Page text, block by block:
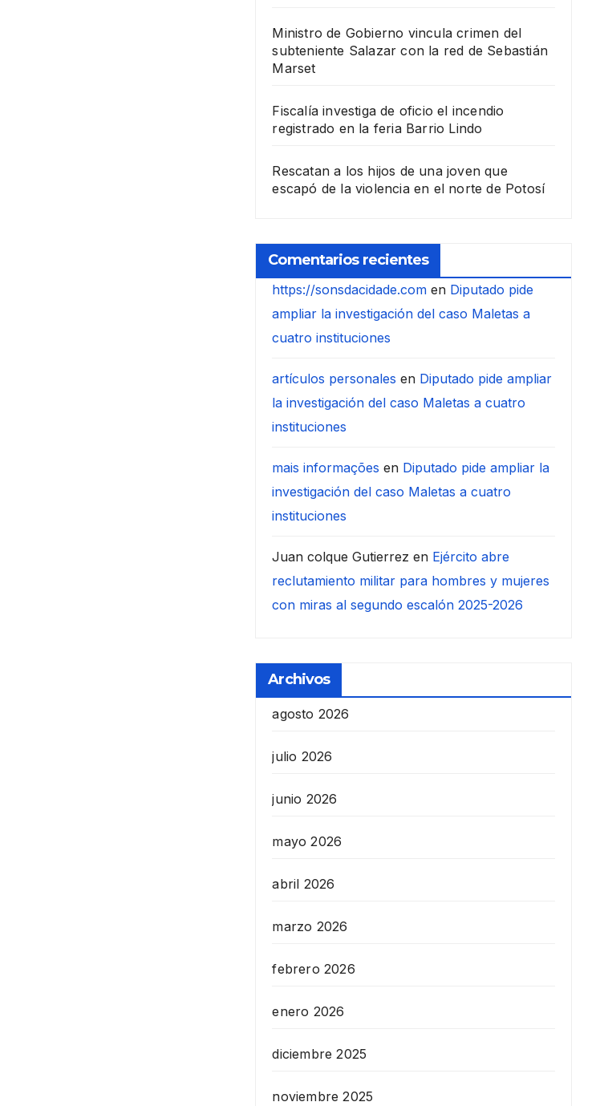
Ministro de Gobierno vincula crimen del
subteniente Salazar con la red de Sebastián
Marset
Fiscalía investiga de oficio el incendio
registrado en la feria Barrio Lindo
Rescatan a los hijos de una joven que
escapó de la violencia en el norte de Potosí
Comentarios recientes
https://sonsdacidade.com en Diputado pide
ampliar la investigación del caso Maletas a
cuatro instituciones
artículos personales en Diputado pide ampliar
la investigación del caso Maletas a cuatro
instituciones
mais informações en Diputado pide ampliar la
investigación del caso Maletas a cuatro
instituciones
Juan colque Gutierrez en Ejército abre
reclutamiento militar para hombres y mujeres
con miras al segundo escalón 2025-2026
Archivos
agosto 2026
julio 2026
junio 2026
mayo 2026
abril 2026
marzo 2026
febrero 2026
enero 2026
diciembre 2025
noviembre 2025